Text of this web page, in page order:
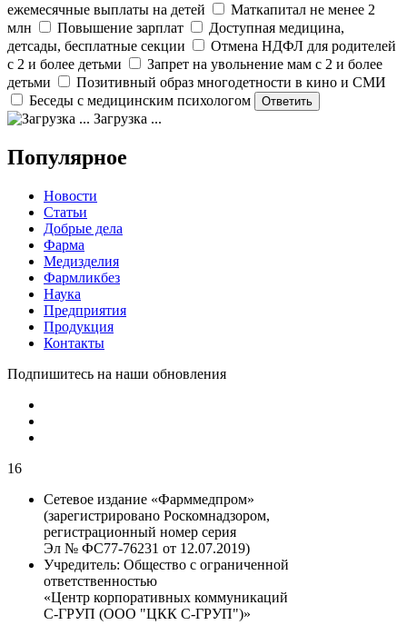
ежемесячные выплаты на детей
Маткапитал не менее 2
млн
Повышение зарплат
Доступная медицина,
детсады, бесплатные секции
Отмена НДФЛ для родителей
с 2 и более детьми
Запрет на увольнение мам с 2 и более
детьми
Позитивный образ многодетности в кино и СМИ
Беседы с медицинским психологом
Загрузка ...
Популярное
Новости
Статьи
Добрые дела
Фарма
Медизделия
Фармликбез
Наука
Предприятия
Продукция
Контакты
Подпишитесь на наши обновления
16
Сетевое издание «Фарммедпром»
(зарегистрировано Роскомнадзором,
регистрационный номер серия
Эл № ФС77-76231 от 12.07.2019)
Учредитель: Общество с ограниченной
ответственностью
«Центр корпоративных коммуникаций
С-ГРУП (ООО "ЦКК С-ГРУП")»